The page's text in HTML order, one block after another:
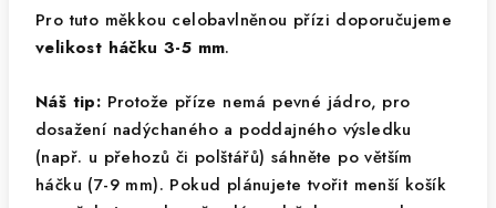
Pro tuto měkkou celobavlněnou přízi doporučujeme
velikost háčku 3-5 mm.
Náš tip: Protože příze nemá pevné jádro, pro
dosažení nadýchaného a poddajného výsledku
(např. u přehozů či polštářů) sáhněte po větším
háčku (7-9 mm). Pokud plánujete tvořit menší košík